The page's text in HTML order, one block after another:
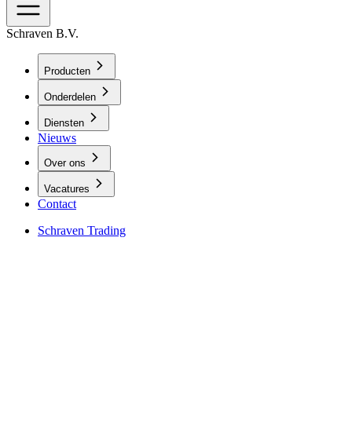
Schraven B.V.
Producten
Onderdelen
Diensten
Nieuws
Over ons
Vacatures
Contact
Schraven Trading